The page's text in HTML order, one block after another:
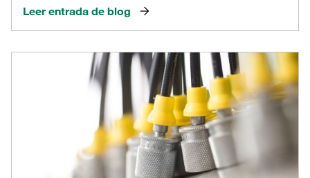
Leer entrada de blog